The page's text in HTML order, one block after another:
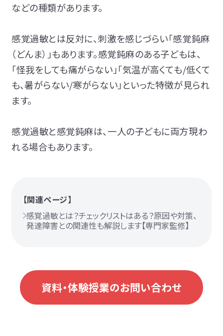
などの種類があります。
感覚過敏とは反対に、刺激を感じづらい「感覚鈍麻
（どんま）」もあります。感覚鈍麻のある子どもは、
「怪我をしても痛がらない」「気温が高くても/低くて
も、暑がらない/寒がらない」といった特徴が見られ
ます。
感覚過敏と感覚鈍麻は、一人の子どもに両方現わ
れる場合もあります。
【関連ページ】
感覚過敏とは？チェックリストはある？原因や対策、
発達障害との関連性も解説します【専門家監修】
資料・体験授業のお問い合わせ